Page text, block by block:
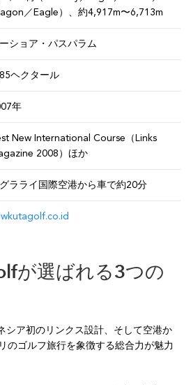
／Eagle）、約4,917m〜6,713m
ショア・パスパラム
ヘクタール
年
New International Course（Links
2008）ほか
ラライ国際空港から車で約20分
が選ばれる3つの
シア初のリンクス設計、そして空港か
のゴルフ旅行を象徴する総合力が魅力